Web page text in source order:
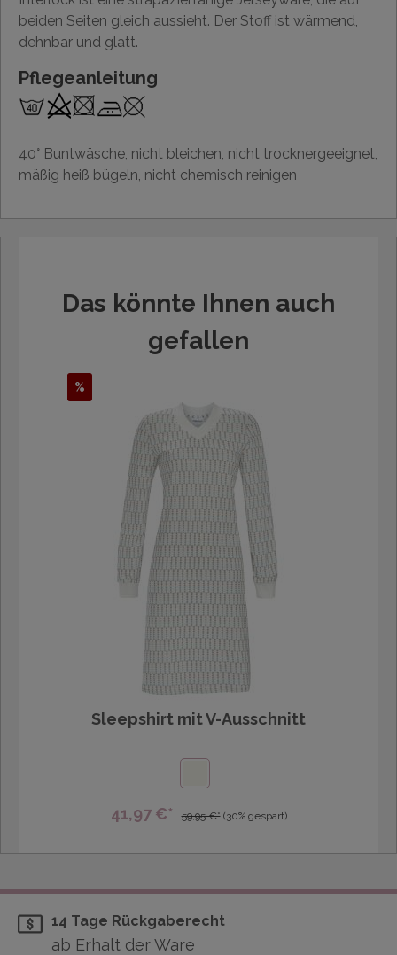
beiden Seiten gleich aussieht. Der Stoff ist wärmend,
dehnbar und glatt.
Pflegeanleitung
40° Buntwäsche, nicht bleichen, nicht trocknergeeignet,
mäßig heiß bügeln, nicht chemisch reinigen
Das könnte Ihnen auch
gefallen
%
Sleepshirt mit V-Ausschnitt
41,97 €* 59,95 €* (30% gespart)
14 Tage Rückgaberecht
ab Erhalt der Ware